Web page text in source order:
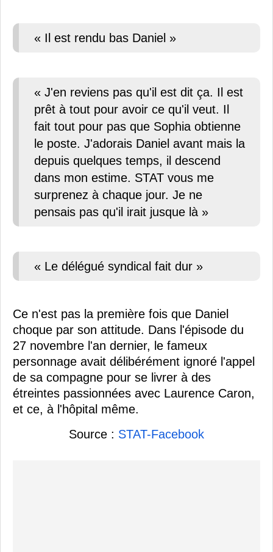
« Il est rendu bas Daniel »
« J'en reviens pas qu'il est dit ça. Il est
prêt à tout pour avoir ce qu'il veut. Il
fait tout pour pas que Sophia obtienne
le poste. J'adorais Daniel avant mais la
depuis quelques temps, il descend
dans mon estime. STAT vous me
surprenez à chaque jour. Je ne
pensais pas qu'il irait jusque là »
« Le délégué syndical fait dur »
Ce n'est pas la première fois que Daniel
choque par son attitude. Dans l'épisode du
27 novembre l'an dernier, le fameux
personnage avait délibérément ignoré l'appel
de sa compagne pour se livrer à des
étreintes passionnées avec Laurence Caron,
et ce, à l'hôpital même.
Source : STAT-Facebook